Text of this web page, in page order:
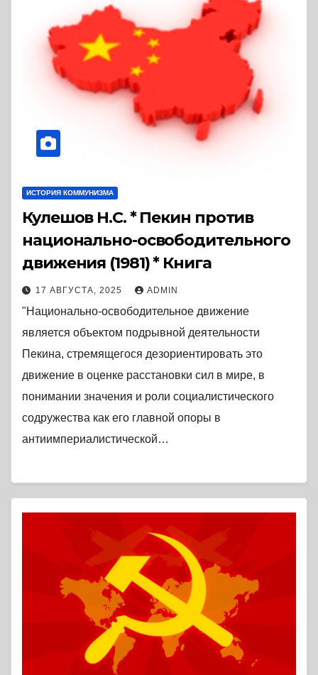
ИСТОРИЯ КОММУНИЗМА
Кулешов Н.С. * Пекин против
национально-освободительного
движения (1981) * Книга
17 АВГУСТА, 2025 ADMIN
"Национально-освободительное движение
является объектом подрывной деятельности
Пекина, стремящегося дезориентировать это
движение в оценке расстановки сил в мире, в
понимании значения и роли социалистического
содружества как его главной опоры в
антиимпериалистической…